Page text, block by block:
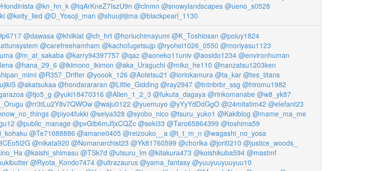
@kn_hn_k @tqArKneZ7IszU9n @clnmn @snowylandscapes @ueno_s0528
@keity_lied @D_Yosoji_man @shuujiiijima @blackpearl_1130
@dawasa @khiikiat @ch_hrt @horiuchimayumi @K_Toshiosan @poiuy1824
@carefreehamham @kachofugetsujp @ryohei1026_0550 @moriyasu1123
@m_at_sakaba @karry94397757 @qaz @aoneko11univ @aosido1234 @environhuman
@hana_29_6 @ikimono_ikimon @aka_Uraguchi @miko_he110 @nanzatsu1203ken
@R357_Drifter @yoook_126 @Aotetsu21 @ioriokamura @ta_kar @tes_titans
@akatsukaa @hondarararan @Little_Gidding @ray2947 @tntnbrbr_ssg @hiromu1982
@tjo5_g @yuki18470316 @Alien_1_2_3 @fukuta_dagaya @rinkomanabe @w8_yk87
@rr3tLu2Y8v7QWOw @waju0122 @yuemuyo @yYyYdDdGgO @24mitatim42 @elefant23
@piyo4fukki @seiya328 @syobo_nico @tsuru_yuko1 @Kakiblog @mame_ma_me
@public_manage @pvGtb6mJfjxCQZc @seki33 @Taro65864399 @toshima59
@Te71088886 @amane0405 @reizouko__a @t_t_m_n @wagashi_no_yosa
@nikata920 @Nomanarchist23 @Yk81760599 @chorlka @jori0210 @justice_woods_
@kaishi_shimasu @TSk7d @utsuru_lm @kitakura473 @koishikuba594 @mastmf
@Ryota_Kondo7474 @ultrazaurus @yama_fantasy @yuuyuuyuuyuu10